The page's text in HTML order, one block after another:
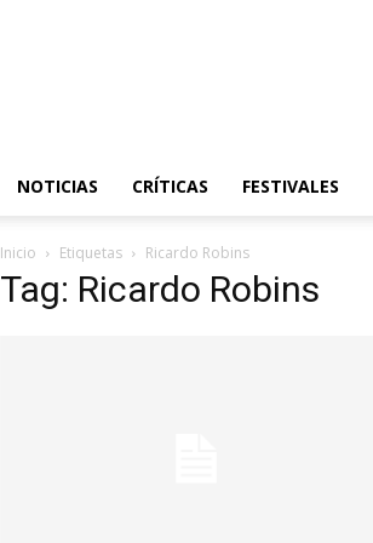
NOTICIAS CRÍTICAS FESTIVALES
Inicio Etiquetas Ricardo Robins
Tag: Ricardo Robins